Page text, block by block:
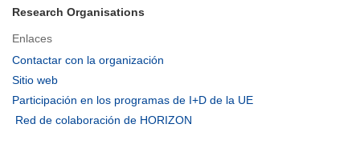
Research Organisations
Enlaces
Contactar con la organización
nueva
Sitio web
abrirá
Participación en los programas de I+D de la UE
Red de colaboración de HORIZON